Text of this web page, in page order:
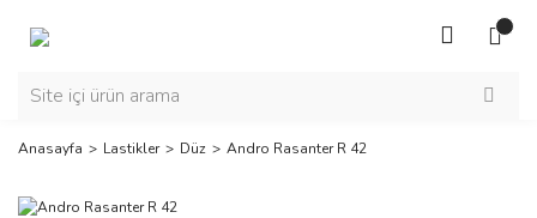
Anasayfa Lastikler Düz Andro Rasanter R 42